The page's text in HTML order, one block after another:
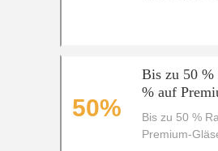
50%
Bis zu 50 %
% auf
Mister Spex
Bis zu 50 %
Premium-